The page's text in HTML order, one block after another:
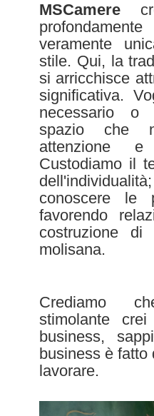
MSCamere
veramente
stile. Qui, la
si arricchisce
significativa.
necessario o
spazio che
attenzione
Custodiamo il
conoscere le
favorendo
costruzione di
molisana.
Crediamo
stimolante
business,
business è fatto
lavorare.